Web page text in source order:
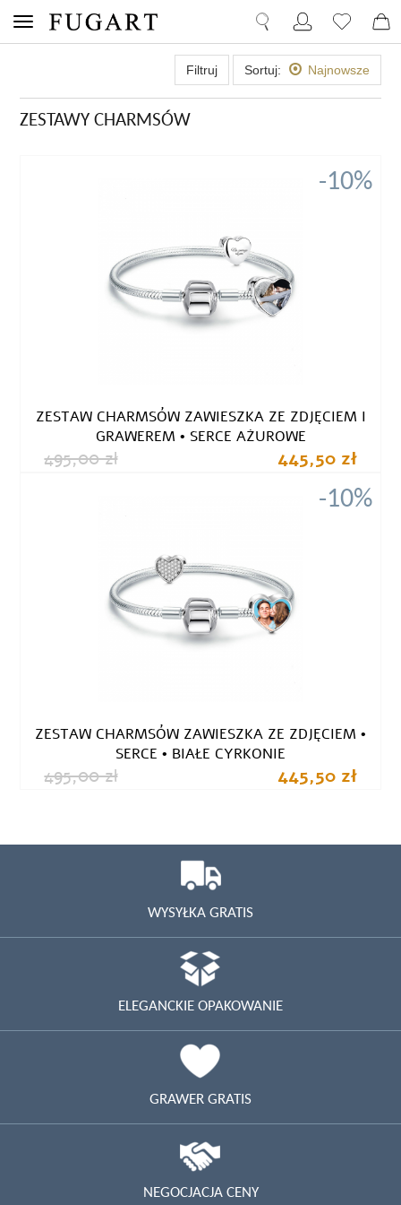
Filtruj Sortuj: Najnowsze
ZESTAWY CHARMSÓW
-10%
ZESTAW CHARMSÓW ZAWIESZKA ZE ZDJĘCIEM I
GRAWEREM • SERCE AŻUROWE
495,00 zł 445,50 zł
-10%
ZESTAW CHARMSÓW ZAWIESZKA ZE ZDJĘCIEM •
SERCE • BIAŁE CYRKONIE
495,00 zł 445,50 zł
WYSYŁKA GRATIS
ELEGANCKIE OPAKOWANIE
GRAWER GRATIS
NEGOCJACJA CENY